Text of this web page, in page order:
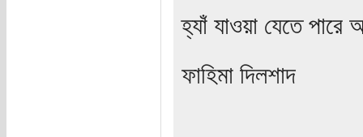
হ্যাঁ যাওয়া যেতে
ফাহিমা দিলশাদ